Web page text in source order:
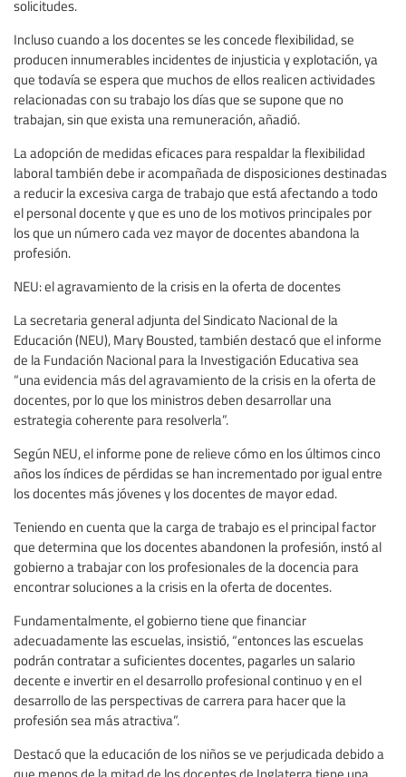
solicitudes.
Incluso cuando a los docentes se les concede flexibilidad, se
producen innumerables incidentes de injusticia y explotación, ya
que todavía se espera que muchos de ellos realicen actividades
relacionadas con su trabajo los días que se supone que no
trabajan, sin que exista una remuneración, añadió.
La adopción de medidas eficaces para respaldar la flexibilidad
laboral también debe ir acompañada de disposiciones destinadas
a reducir la excesiva carga de trabajo que está afectando a todo
el personal docente y que es uno de los motivos principales por
los que un número cada vez mayor de docentes abandona la
profesión.
NEU: el agravamiento de la crisis en la oferta de docentes
La secretaria general adjunta del Sindicato Nacional de la
Educación (NEU), Mary Bousted, también destacó que el informe
de la Fundación Nacional para la Investigación Educativa sea
“una evidencia más del agravamiento de la crisis en la oferta de
docentes, por lo que los ministros deben desarrollar una
estrategia coherente para resolverla”.
Según NEU, el informe pone de relieve cómo en los últimos cinco
años los índices de pérdidas se han incrementado por igual entre
los docentes más jóvenes y los docentes de mayor edad.
Teniendo en cuenta que la carga de trabajo es el principal factor
que determina que los docentes abandonen la profesión, instó al
gobierno a trabajar con los profesionales de la docencia para
encontrar soluciones a la crisis en la oferta de docentes.
Fundamentalmente, el gobierno tiene que financiar
adecuadamente las escuelas, insistió, “entonces las escuelas
podrán contratar a suficientes docentes, pagarles un salario
decente e invertir en el desarrollo profesional continuo y en el
desarrollo de las perspectivas de carrera para hacer que la
profesión sea más atractiva”.
Destacó que la educación de los niños se ve perjudicada debido a
que menos de la mitad de los docentes de Inglaterra tiene una